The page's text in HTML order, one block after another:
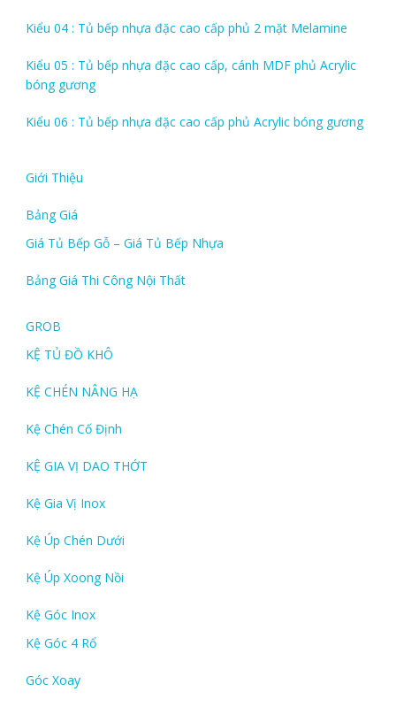
Kiểu 04 : Tủ bếp nhựa đặc cao cấp phủ 2 mặt Melamine
Kiểu 05 : Tủ bếp nhựa đặc cao cấp, cánh MDF phủ Acrylic
bóng gương
Kiểu 06 : Tủ bếp nhựa đặc cao cấp phủ Acrylic bóng gương
Giới Thiệu
Bảng Giá
Giá Tủ Bếp Gỗ – Giá Tủ Bếp Nhựa
Bảng Giá Thi Công Nội Thất
GROB
KỆ TỦ ĐỒ KHÔ
KỆ CHÉN NÂNG HẠ
Kệ Chén Cố Định
KỆ GIA VỊ DAO THỚT
Kệ Gia Vị Inox
Kệ Úp Chén Dưới
Kệ Úp Xoong Nồi
Kệ Góc Inox
Kệ Góc 4 Rổ
Góc Xoay